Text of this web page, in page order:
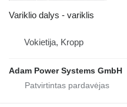
Variklio dalys - variklis
Vokietija, Kropp
Adam Power Systems GmbH